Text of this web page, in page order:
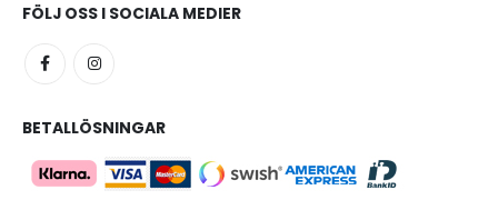
FÖLJ OSS I SOCIALA MEDIER
BETALLÖSNINGAR